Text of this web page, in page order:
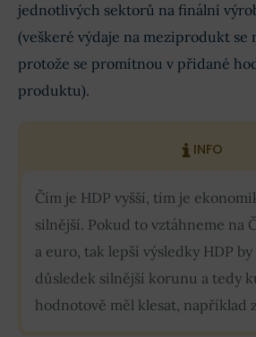
jednotlivých sektorů na finální
(veškeré výdaje na meziprodukt se
protože se promítnou v přidané
produktu).
INFO
Čím je HDP vyšší, tím je
silnější. Pokud to vztáhneme na
a euro, tak lepší výsledky HDP
důsledek silnější korunu a tedy
hodnotově měl klesat, například